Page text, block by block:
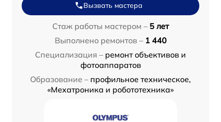
Вызвать мастера
Стаж работы мастером – 5 лет
Выполнено ремонтов – 1 440
Специализация – ремонт объективов и
фотоаппаратов
Образование – профильное техническое,
«Мехатроника и робототехника»